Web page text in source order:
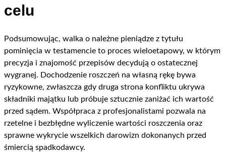
celu
Podsumowując, walka o należne pieniądze z tytułu
pominięcia w testamencie to proces wieloetapowy, w którym
precyzja i znajomość przepisów decydują o ostatecznej
wygranej. Dochodzenie roszczeń na własną rękę bywa
ryzykowne, zwłaszcza gdy druga strona konfliktu ukrywa
składniki majątku lub próbuje sztucznie zaniżać ich wartość
przed sądem. Współpraca z profesjonalistami pozwala na
rzetelne i bezbłędne wyliczenie wartości roszczenia oraz
sprawne wykrycie wszelkich darowizn dokonanych przed
śmiercią spadkodawcy.